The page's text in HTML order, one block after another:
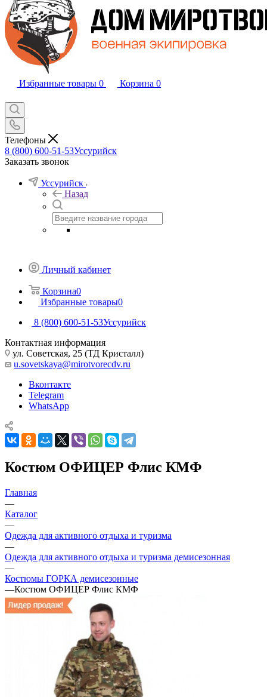
Избранные товары 0 Корзина 0
Телефоны
8 (800) 600-51-53Уссурийск
Заказать звонок
Уссурийск
Назад
Личный кабинет
Корзина0
Избранные товары0
8 (800) 600-51-53Уссурийск
Контактная информация
ул. Советская, 25 (ТД Кристалл)
u.sovetskaya@mirotvorecdv.ru
Вконтакте
Telegram
WhatsApp
Костюм ОФИЦЕР Флис КМФ
Главная
—
Каталог
—
Одежда для активного отдыха и туризма
—
Одежда для активного отдыха и туризма демисезонная
—
Костюмы ГОРКА демисезонные
—Костюм ОФИЦЕР Флис КМФ